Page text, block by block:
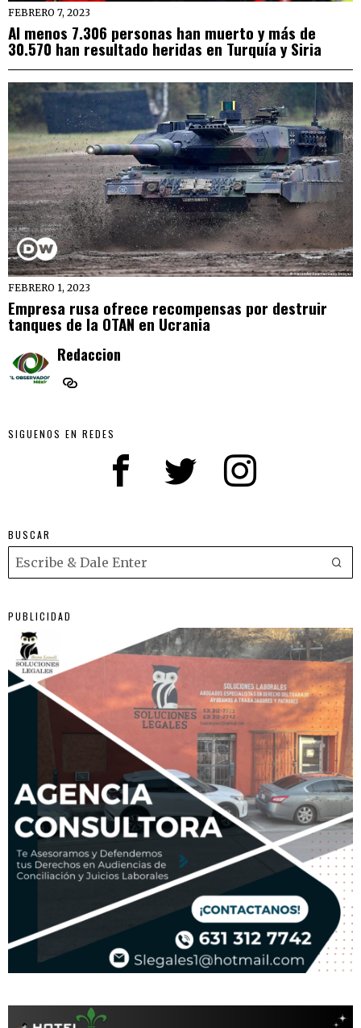
FEBRERO 7, 2023
Al menos 7.306 personas han muerto y más de
30.570 han resultado heridas en Turquía y Siria
FEBRERO 1, 2023
Empresa rusa ofrece recompensas por destruir
tanques de la OTAN en Ucrania
Redaccion
SIGUENOS EN REDES
BUSCAR
PUBLICIDAD